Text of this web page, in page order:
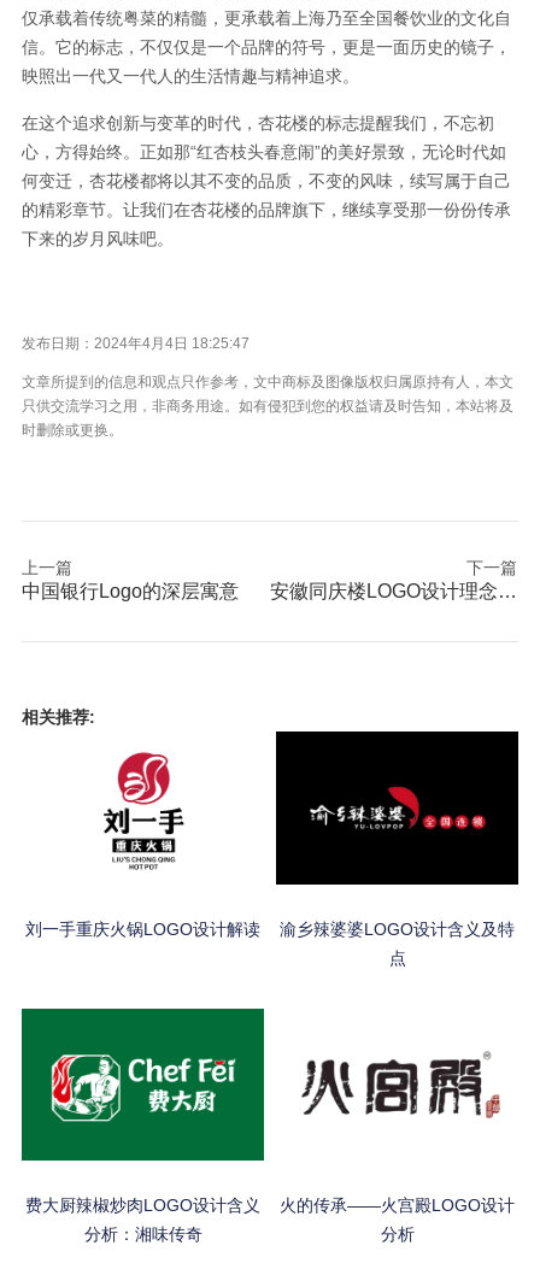
仅承载着传统粤菜的精髓，更承载着上海乃至全国餐饮业的文化自
信。它的标志，不仅仅是一个品牌的符号，更是一面历史的镜子，
映照出一代又一代人的生活情趣与精神追求。
在这个追求创新与变革的时代，杏花楼的标志提醒我们，不忘初
心，方得始终。正如那“红杏枝头春意闹”的美好景致，无论时代如
何变迁，杏花楼都将以其不变的品质，不变的风味，续写属于自己
的精彩章节。让我们在杏花楼的品牌旗下，继续享受那一份份传承
下来的岁月风味吧。
发布日期：2024年4月4日 18:25:47
文章所提到的信息和观点只作参考，文中商标及图像版权归属原持有人，本文
只供交流学习之用，非商务用途。如有侵犯到您的权益请及时告知，本站将及
时删除或更换。
上一篇
中国银行Logo的深层寓意
下一篇
安徽同庆楼LOGO设计理念分析
相关推荐:
刘一手重庆火锅LOGO设计解读
渝乡辣婆婆LOGO设计含义及特
点
费大厨辣椒炒肉LOGO设计含义
分析：湘味传奇
火的传承——火宫殿LOGO设计
分析